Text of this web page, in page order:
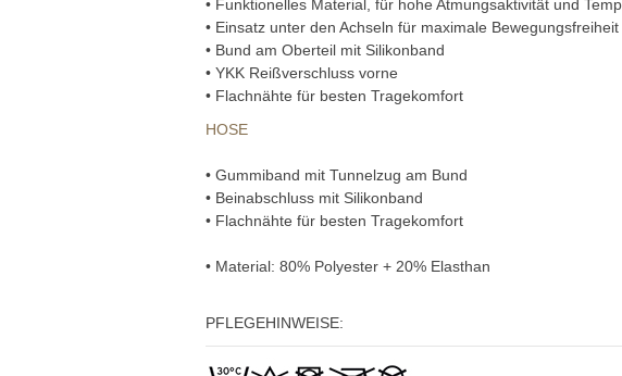
• Funktionelles Material, für hohe Atmungsaktivität und
• Einsatz unter den Achseln für maximale Bewegungsfreiheit
• Bund am Oberteil mit Silikonband
• YKK Reißverschluss vorne
• Flachnähte für besten Tragekomfort
HOSE
• Gummiband mit Tunnelzug am Bund
• Beinabschluss mit Silikonband
• Flachnähte für besten Tragekomfort
• Material: 80% Polyester + 20% Elasthan
PFLEGEHINWEISE: